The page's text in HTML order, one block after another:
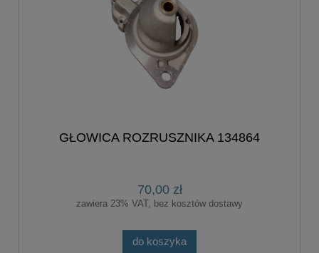
GŁOWICA ROZRUSZNIKA 134864
70,00 zł
zawiera 23% VAT, bez kosztów dostawy
do koszyka